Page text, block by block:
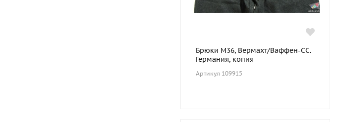
Брюки М36, Вермахт/Ваффен-СС.
Германия, копия
Артикул 109915